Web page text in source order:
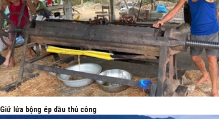
Giữ lửa bộng ép dầu thủ công